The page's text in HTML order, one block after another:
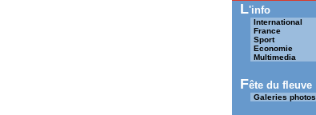
L'info
International
France
Sport
Economie
Multimedia
Fête du fleuve
Galeries photos